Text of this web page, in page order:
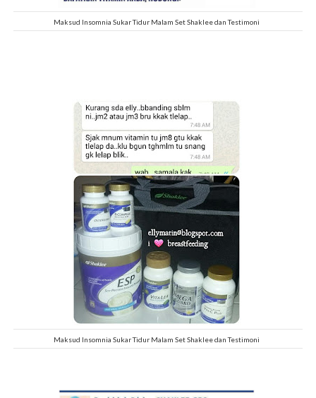
Maksud Insomnia Sukar Tidur Malam Set Shaklee dan Testimoni
Maksud Insomnia Sukar Tidur Malam Set Shaklee dan Testimoni